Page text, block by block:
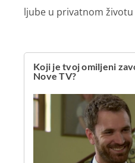
ljube u privatnom životu